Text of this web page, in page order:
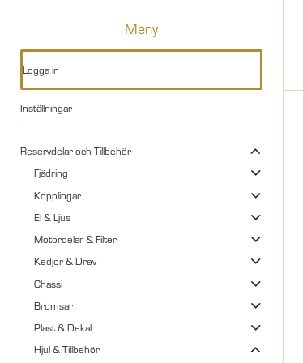
Meny
Logga in
Inställningar
Reservdelar och Tillbehör
Fjädring
Kopplingar
El & Ljus
Motordelar & Filter
Kedjor & Drev
Chassi
Bromsar
Plast & Dekal
Hjul & Tillbehör